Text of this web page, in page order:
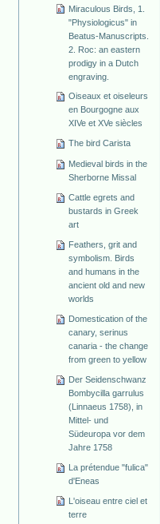
Miraculous Birds, 1.
"Physiologicus" in
Beatus-Manuscripts.
2. Roc: an eastern
prodigy in a Dutch
engraving.
Oiseaux et oiseleurs
en Bourgogne aux
XIVe et XVe siècles
The bird Carista
Medieval birds in the
Sherborne Missal
Cattle egrets and
bustards in Greek
art
Feathers, grit and
symbolism. Birds
and humans in the
ancient old and new
worlds
Domestication of the
canary, serinus
canaria - the change
from green to yellow
Der Seidenschwanz
Bombycilla garrulus
(Linnaeus 1758), in
Mittel- und
Südeuropa vor dem
Jahre 1758
La prétendue "fulica"
d'Eneas
L'oiseau entre ciel et
terre